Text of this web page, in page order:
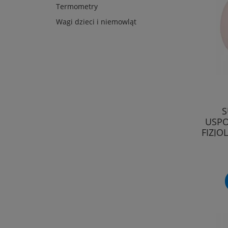
Termometry
Wagi dzieci i niemowląt